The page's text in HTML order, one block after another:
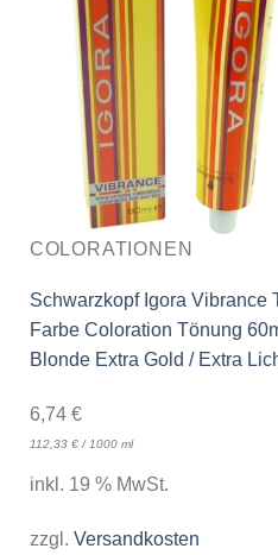
COLORATIONEN
Schwarzkopf Igora Vibrance
Farbe Coloration Tönung
Blonde Extra Gold / Extra
6,74 €
112,33 €/ 1000 ml
inkl. 19 % MwSt.
zzgl. Versandkosten